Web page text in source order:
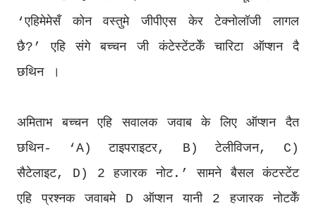
‘एहिमेमेसँ कोन वस्तुमे जीपीएस केर टेक्नोलॉजी लागल
छै?’ एहि संगे बच्चन जी कंटेस्टेंटकेँ चारिटा ऑप्शन दै
छथिन ।
अमिताभ बच्चन एहि सवालक जवाब के लिए ऑप्शन दैत
छथिन- ‘A) टाइपराइटर, B) टेलीविजन, C)
सैटेलाइट, D) 2 हजारक नोट.’ सामने बैसल कंटस्टेंट
एहि प्रश्नक जवाबमे D ऑप्शन यानी 2 हजारक नोटकेँ